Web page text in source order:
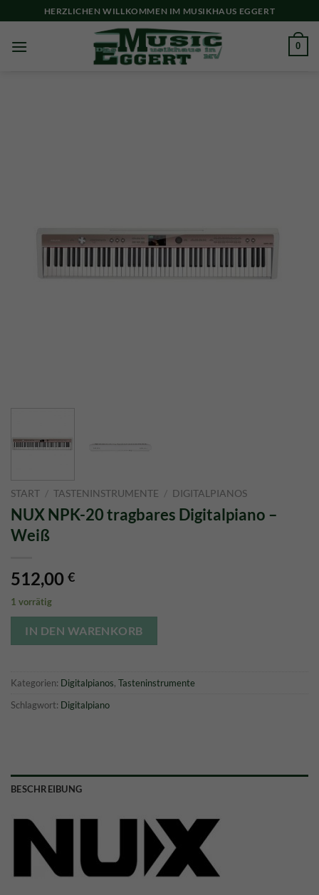
to
content
HERZLICHEN WILLKOMMEN IM MUSIKHAUS EGGERT
0
START / TASTENINSTRUMENTE / DIGITALPIANOS
NUX NPK-20 tragbares Digitalpiano –
Weiß
512,00 €
1 vorrätig
IN DEN WARENKORB
Kategorien: Digitalpianos, Tasteninstrumente
Schlagwort: Digitalpiano
BESCHREIBUNG